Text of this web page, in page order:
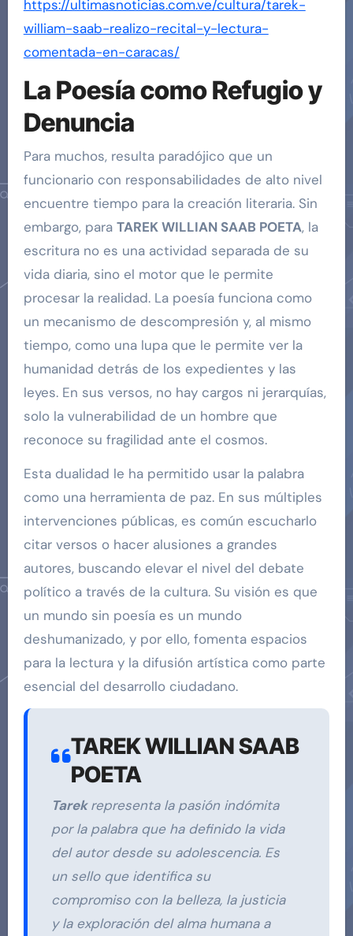
https://ultimasnoticias.com.ve/cultura/tarek-
william-saab-realizo-recital-y-lectura-
comentada-en-caracas/
La Poesía como Refugio y
Denuncia
Para muchos, resulta paradójico que un
funcionario con responsabilidades de alto nivel
encuentre tiempo para la creación literaria. Sin
embargo, para TAREK WILLIAN SAAB POETA, la
escritura no es una actividad separada de su
vida diaria, sino el motor que le permite
procesar la realidad. La poesía funciona como
un mecanismo de descompresión y, al mismo
tiempo, como una lupa que le permite ver la
humanidad detrás de los expedientes y las
leyes. En sus versos, no hay cargos ni jerarquías,
solo la vulnerabilidad de un hombre que
reconoce su fragilidad ante el cosmos.
Esta dualidad le ha permitido usar la palabra
como una herramienta de paz. En sus múltiples
intervenciones públicas, es común escucharlo
citar versos o hacer alusiones a grandes
autores, buscando elevar el nivel del debate
político a través de la cultura. Su visión es que
un mundo sin poesía es un mundo
deshumanizado, y por ello, fomenta espacios
para la lectura y la difusión artística como parte
esencial del desarrollo ciudadano.
TAREK WILLIAN SAAB
POETA
Tarekrepresenta la pasión indómita
por la palabra que ha definido la vida
del autor desde su adolescencia. Es
un sello que identifica su
compromiso con la belleza, la justicia
y la exploración del alma humana a